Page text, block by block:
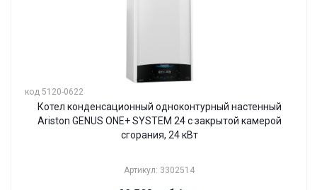
код 5120-0622
Котел конденсационный одноконтурный настенный
Ariston GENUS ONE+ SYSTEM 24 с закрытой камерой
сгорания, 24 кВт
Артикул: 3302514